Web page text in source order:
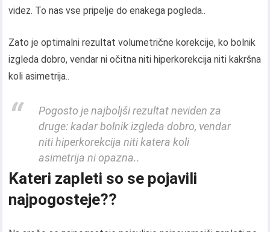
videz. To nas vse pripelje do enakega pogleda..
Zato je optimalni rezultat volumetrične korekcije, ko bolnik
izgleda dobro, vendar ni očitna niti hiperkorekcija niti kakršna
koli asimetrija..
Pogosto je najboljši rezultat neviden za
druge: kadar bolnik izgleda dobro, vendar
niti hiperkorekcija niti katera koli
asimetrija ni opazna..
Kateri zapleti so se pojavili
najpogosteje??